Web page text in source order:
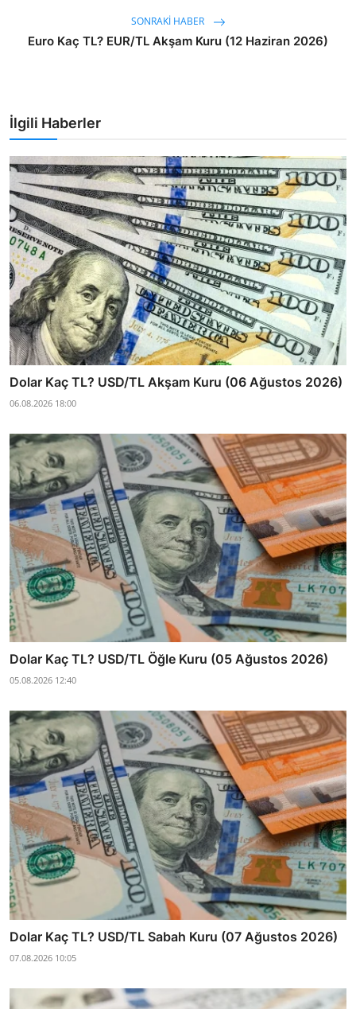
SONRAKI HABER
Euro Kaç TL? EUR/TL Akşam Kuru (12 Haziran 2026)
İlgili Haberler
Dolar Kaç TL? USD/TL Akşam Kuru (06 Ağustos 2026)
06.08.2026 18:00
Dolar Kaç TL? USD/TL Öğle Kuru (05 Ağustos 2026)
05.08.2026 12:40
Dolar Kaç TL? USD/TL Sabah Kuru (07 Ağustos 2026)
07.08.2026 10:05